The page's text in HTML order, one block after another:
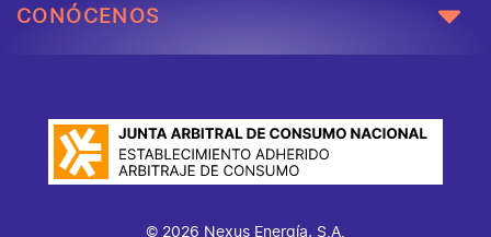
CONÓCENOS
© 2026 Nexus Energía, S.A.